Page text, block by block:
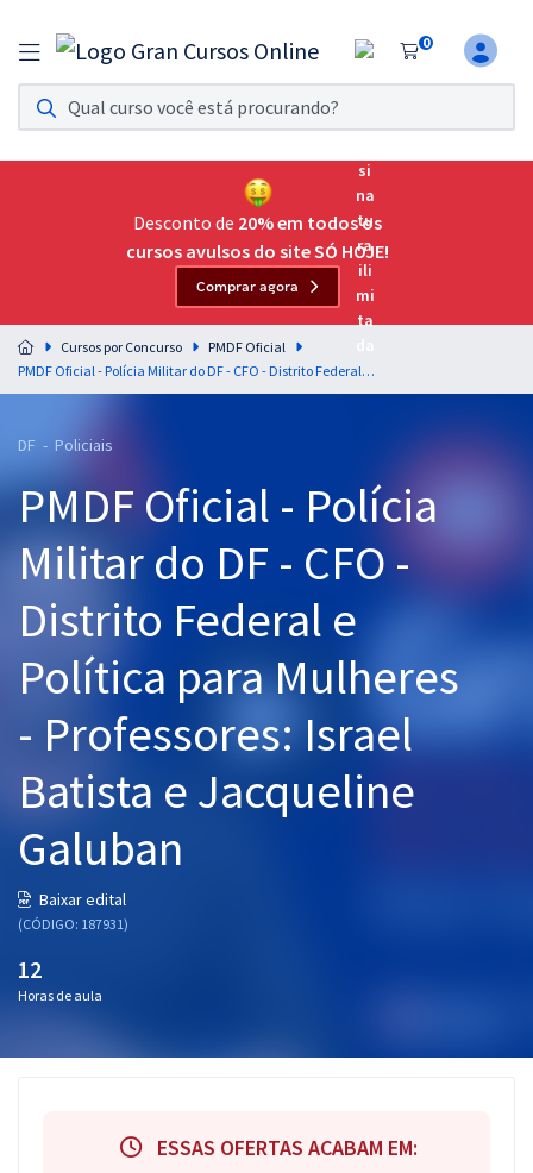
0
Assinatura Ilimitada 11
Acesso a todos os cursos. Teste grátis por 7 dias!
Assinatura OAB Até Passar
Acesso ilimitado a toda preparação para o Exame da
Residências Multiprofissionais
Preparação completa e intensiva para as principais
residências em saúde do Brasil
Cursos 20% OFF
Pós
Graduação
OAB
Questões grátis
Aprovados
Desconto de 20% em todos os
cursos avulsos do site SÓ HOJE!
Comprar agora
Cursos por Concurso
PMDF Oficial
PMDF Oficial - Polícia Militar do DF - CFO - Distrito Federal e Política para Mulheres - Professores: Israel Batista e Jacqueline Galuban
DF - Policiais
PMDF Oficial - Polícia
Militar do DF - CFO -
Distrito Federal e
Política para Mulheres
- Professores: Israel
Batista e Jacqueline
Galuban
Baixar edital
(CÓDIGO: 187931)
12
Horas de aula
ESSAS OFERTAS ACABAM EM: